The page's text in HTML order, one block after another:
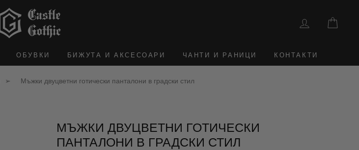
ВЛЕЗТЕ
ОБУВКИ БИЖУТА И АКСЕСОАРИ ЧАНТИ И РАНИЦИ КОНТАКТИ
Мъжки двуцветни готически панталони в градски стил
МЪЖКИ ДВУЦВЕТНИ ГОТИЧЕСКИ
ПАНТАЛОНИ В ГРАДСКИ СТИЛ